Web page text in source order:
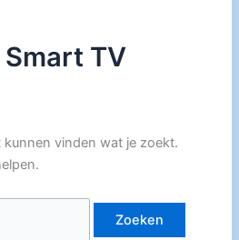
TV
vinden wat je zoekt.